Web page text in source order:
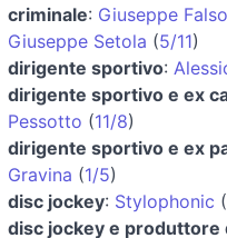
criminale: Giuseppe
Giuseppe Setola (5/11)
dirigente sportivo:
dirigente sportivo e ex
Pessotto (11/8)
dirigente sportivo e ex
Gravina (1/5)
disc jockey: Stylophonic (
disc jockey e produttore